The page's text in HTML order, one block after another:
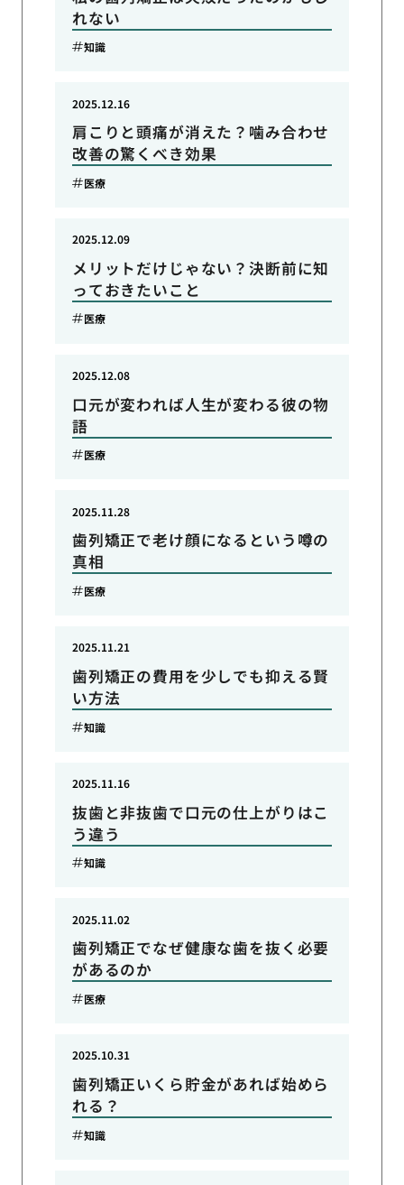
れない
知識
肩こりと頭痛が消えた？噛み合わせ
改善の驚くべき効果
2025.12.16
医療
メリットだけじゃない？決断前に知
っておきたいこと
2025.12.09
医療
口元が変われば人生が変わる彼の物
語
2025.12.08
医療
歯列矯正で老け顔になるという噂の
真相
2025.11.28
医療
歯列矯正の費用を少しでも抑える賢
い方法
2025.11.21
知識
抜歯と非抜歯で口元の仕上がりはこ
う違う
2025.11.16
知識
歯列矯正でなぜ健康な歯を抜く必要
があるのか
2025.11.02
医療
歯列矯正いくら貯金があれば始めら
れる？
2025.10.31
知識